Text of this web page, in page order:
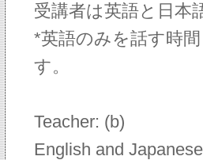
受講者は英語と日本
*英語のみを話す時
す。
Teacher: (b)
English and Japanese